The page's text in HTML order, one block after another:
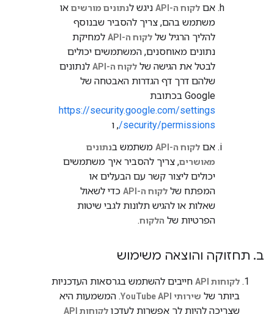
אם לקוח ה-API ניגש לנתונים מורשים או
משתמש בהם, צריך להסביר שבנוסף
להליך הרגיל של לקוח ה-API
למחיקת
נתונים מאוחסנים, המשתמשים יכולים
לבטל את הגישה של לקוח ה-API
לנתונים
שלהם דרך דף הגדרות האבטחה של
Google בכתובת
https://security.google.com/settings
/security/permissions, ו
אם לקוח ה-API משתמש בנתונים
מאושרים, צריך להסביר איך משתמשים
יכולים ליצור קשר עם הבעלים או
המפתח של לקוח ה-API
כדי לשאול
שאלות או להגיש תלונות לגבי שיטות
הפרטיות של הלקוח.
ב. תחזוקה והוצאה משימוש
לקוחות API
חייבים להשתמש בגרסאות העדכניות
ביותר של שירותי YouTube API
. המשמעות היא
שצריכה להיות לך אפשרות לעדכן לקוחות API